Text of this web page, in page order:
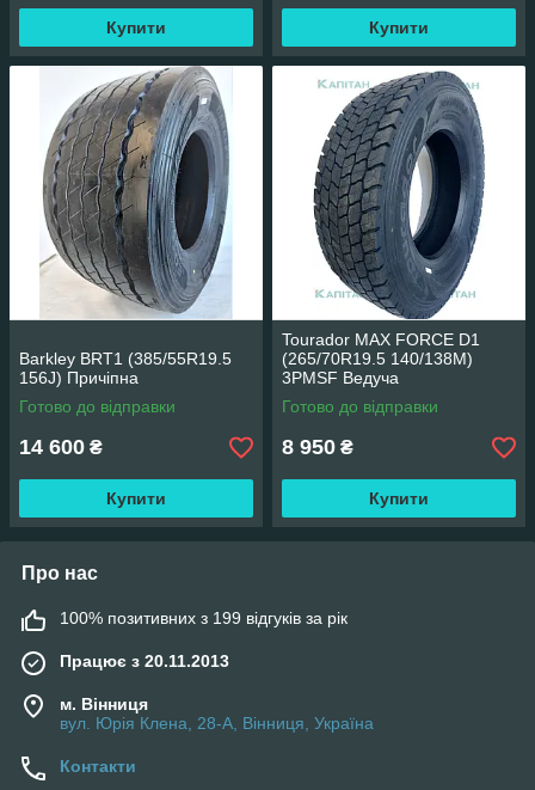
Купити Купити
Barkley BRT1 (385/55R19.5
156J) Причіпна
Готово до відправки
14 600 ₴
Купити
Tourador MAX FORCE D1
(265/70R19.5 140/138M)
3PMSF Ведуча
Готово до відправки
8 950 ₴
Купити
Про нас
100% позитивних з 199 відгуків за рік
Працює з 20.11.2013
м. Вінниця
вул. Юрія Клена, 28-А, Вінниця, Україна
Контакти